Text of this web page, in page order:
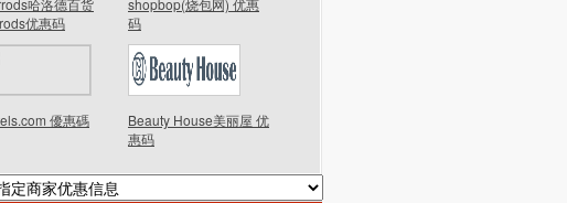
哈洛德百货
优惠码
shopbop(烧包网) 优惠
码
優惠碼
Beauty House美丽屋 优
惠码